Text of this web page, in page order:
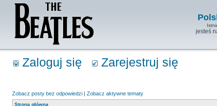
jesteś
Zaloguj się Zarejestruj się
Zobacz posty bez odpowiedzi | Zobacz aktywne tematy
Strona główna